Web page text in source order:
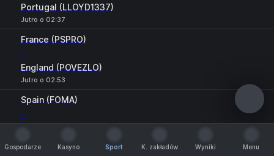
Portugal (LLOYD1337)
Jutro o 02:37
France (PSPRO)
-
England (POVEZLO)
Jutro o 02:53
Spain (FOMA)
-
Gospodarze
Kasyno
Sport
K. zakładów
Wyniki
Menu